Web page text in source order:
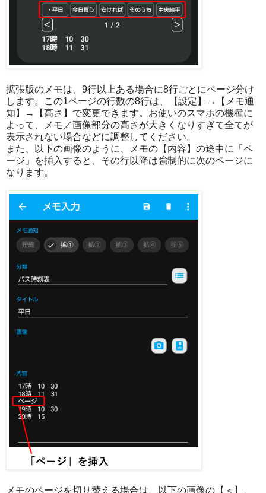
拡張版のメモは、9行以上ある場合に8行ごとにページ分け
します。この1ページの行数の8行は、【設定】→【メモ通
知】→【高さ】で変更できます。お使いのスマホの機種に
よって、メモ／画像部分の高さが大きくなりすぎて全てが
表示されない場合などに調整してください。
また、以下の画像のように、メモの【内容】の途中に「ペ
ージ」を挿入すると、その行以降は強制的に次のページに
なります。
メモのページを切り替える場合は、以下の画像の【＜】、